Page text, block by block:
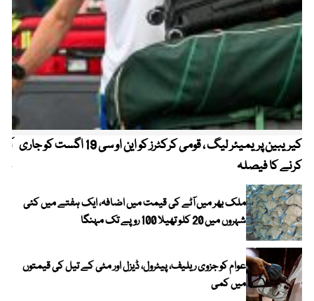
کیریبین پریمیئر لیگ ، قومی کرکٹرز کو این او سی 19 اگست کو جاری
کرنے کا فیصلہ
ملک بھر میں آٹے کی قیمت میں اضافہ، ایک ہفتے میں کئی
شہروں میں 20 کلو تھیلا 100 روپے تک مہنگا
عوام کو جزوی ریلیف، پیٹرول، ڈیزل اور مٹی کے تیل کی قیمتوں
میں کمی